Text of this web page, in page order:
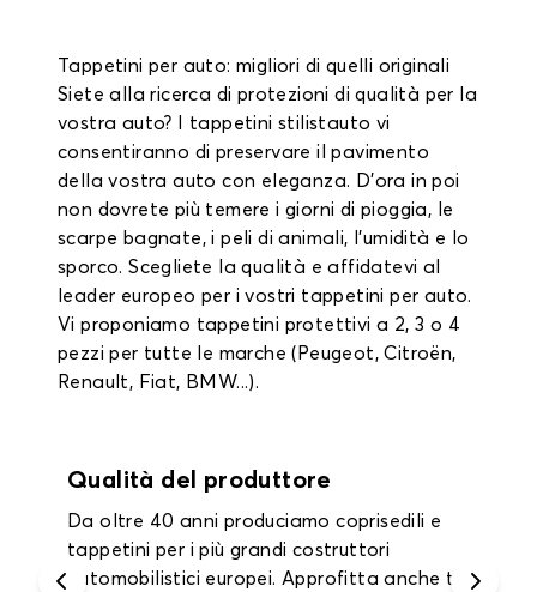
Tappetini per auto: migliori di quelli originali
Siete alla ricerca di protezioni di qualità per la
vostra auto? I tappetini stilistauto vi
consentiranno di preservare il pavimento
della vostra auto con eleganza. D'ora in poi
non dovrete più temere i giorni di pioggia, le
scarpe bagnate, i peli di animali, l'umidità e lo
sporco. Scegliete la qualità e affidatevi al
leader europeo per i vostri tappetini per auto.
Vi proponiamo tappetini protettivi a 2, 3 o 4
pezzi per tutte le marche (Peugeot, Citroën,
Renault, Fiat, BMW...).
Garanzia fino a 2 anni
Approfitta di una garanzia di un anno su
tutti i tappetini interni e i tappetini per il
bagagliaio e fino a 2 anni sui coprisedili.